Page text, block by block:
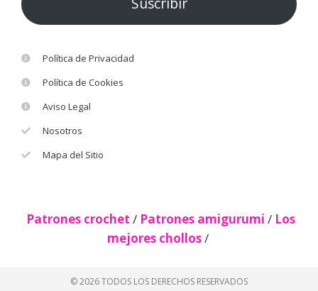
Suscribir
Política de Privacidad
Política de Cookies
Aviso Legal
Nosotros
Mapa del Sitio
Patrones crochet / Patrones amigurumi / Los
mejores chollos/
© 2026 TODOS LOS DERECHOS RESERVADOS